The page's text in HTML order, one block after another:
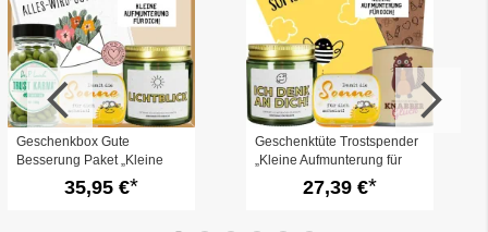
Geschenkbox Gute
Besserung Paket „Kleine
Aufmunterung für dich“ (Set
35,95 €
Geschenktüte Trostspender
„Kleine Aufmunterung für
dich“ (Set 15)27,39 €